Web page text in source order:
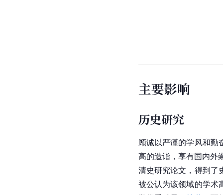
主要影响
历史研究
顾诚以严谨的学风和勤
高的造诣，享有国内外
清史研究论文，得到了
被公认为该领域的学术